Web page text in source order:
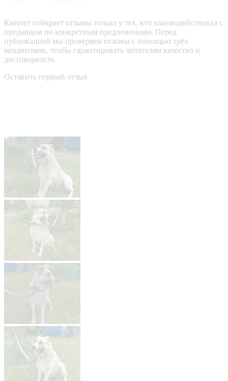
Кинпет собирает отзывы только у тех, кто взаимодействовал с
продавцом по конкретным предложениям. Перед
публикацией мы проверяем отзывы с помощью трёх
механизмов, чтобы гарантировать читателям качество и
достоверность
Оставить первый отзыв